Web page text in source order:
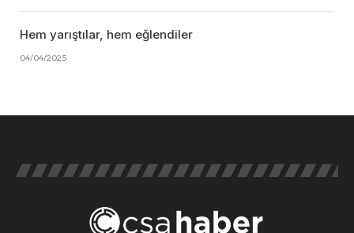
Hem yarıştılar, hem eğlendiler
04/04/2025